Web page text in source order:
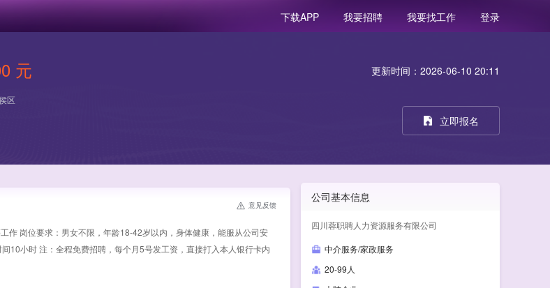
下载APP 我要招聘 我要找工作 登录
元
区
意见反馈
作 岗位要求：男女不限，年龄18-42岁以内，身体健康，能服从公司安
10小时 注：全程免费招聘，每个月5号发工资，直接打入本人银行卡内
更新时间：2026-06-10 20:11
立即报名
公司基本信息
四川蓉职聘人力资源服务有限公司
中介服务/家政服务
20-99人